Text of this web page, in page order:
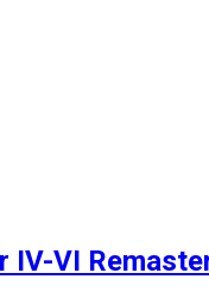
IV-VI